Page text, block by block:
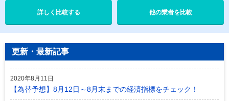
他の業者を比較
更新・最新記事
2020年8月11日
【為替予想】8月12日～8月末までの経済指標をチェック！